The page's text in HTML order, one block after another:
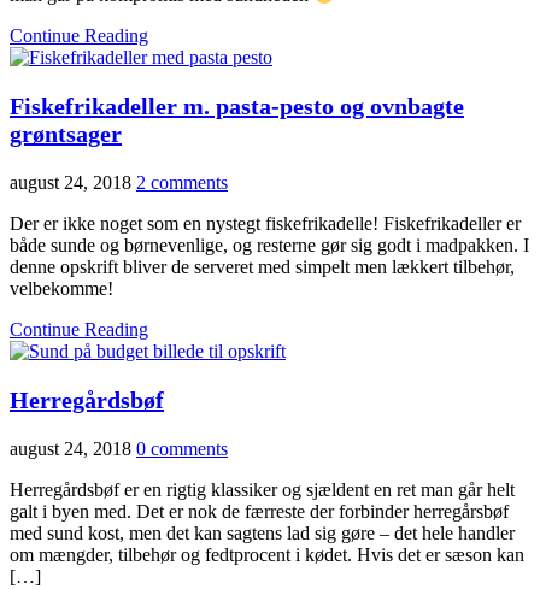
Continue Reading
Fiskefrikadeller m. pasta-pesto og ovnbagte
grøntsager
august 24, 2018 2 comments
Der er ikke noget som en nystegt fiskefrikadelle! Fiskefrikadeller er
både sunde og børnevenlige, og resterne gør sig godt i madpakken. I
denne opskrift bliver de serveret med simpelt men lækkert tilbehør,
velbekomme!
Continue Reading
Herregårdsbøf
august 24, 2018 0 comments
Herregårdsbøf er en rigtig klassiker og sjældent en ret man går helt
galt i byen med. Det er nok de færreste der forbinder herregårsbøf
med sund kost, men det kan sagtens lad sig gøre – det hele handler
om mængder, tilbehør og fedtprocent i kødet. Hvis det er sæson kan
[…]